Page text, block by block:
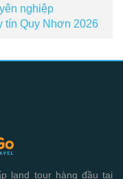
nghiệp
tín Quy Nhơn 2026
land tour hàng đầu tại